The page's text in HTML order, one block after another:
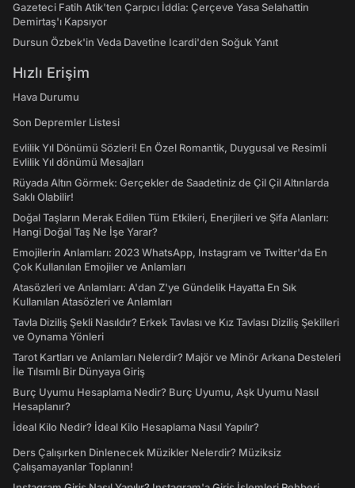
Gazeteci Fatih Atik'ten Çarpıcı İddia: Çerçeve Yasa Selahattin
Demirtaş'ı Kapsıyor
Dursun Özbek'in Veda Davetine Icardi'den Soğuk Yanıt
Hızlı Erişim
Hava Durumu
Son Depremler Listesi
Evlilik Yıl Dönümü Sözleri! En Özel Romantik, Duygusal ve Resimli
Evlilik Yıl dönümü Mesajları
Rüyada Altın Görmek: Gerçekler de Saadetiniz de Çil Çil Altınlarda
Saklı Olabilir!
Doğal Taşların Merak Edilen Tüm Etkileri, Enerjileri ve Şifa Alanları:
Hangi Doğal Taş Ne İşe Yarar?
Emojilerin Anlamları: 2023 WhatsApp, Instagram ve Twitter'da En
Çok Kullanılan Emojiler ve Anlamları
Atasözleri ve Anlamları: A'dan Z'ye Gündelik Hayatta En Sık
Kullanılan Atasözleri ve Anlamları
Tavla Diziliş Şekli Nasıldır? Erkek Tavlası ve Kız Tavlası Diziliş Şekilleri
ve Oynama Yönleri
Tarot Kartları ve Anlamları Nelerdir? Majör ve Minör Arkana Desteleri
İle Tılsımlı Bir Dünyaya Giriş
Burç Uyumu Hesaplama Nedir? Burç Uyumu, Aşk Uyumu Nasıl
Hesaplanır?
İdeal Kilo Nedir? İdeal Kilo Hesaplama Nasıl Yapılır?
Ders Çalışırken Dinlenecek Müzikler Nelerdir? Müziksiz
Çalışamayanlar Toplanın!